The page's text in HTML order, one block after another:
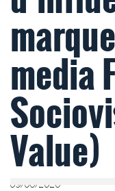
media
Value)
09/06/2026